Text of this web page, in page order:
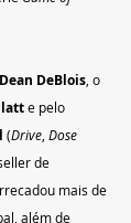
Dean DeBlois , o
e pelo
(Drive Dose
de
mais de
além de